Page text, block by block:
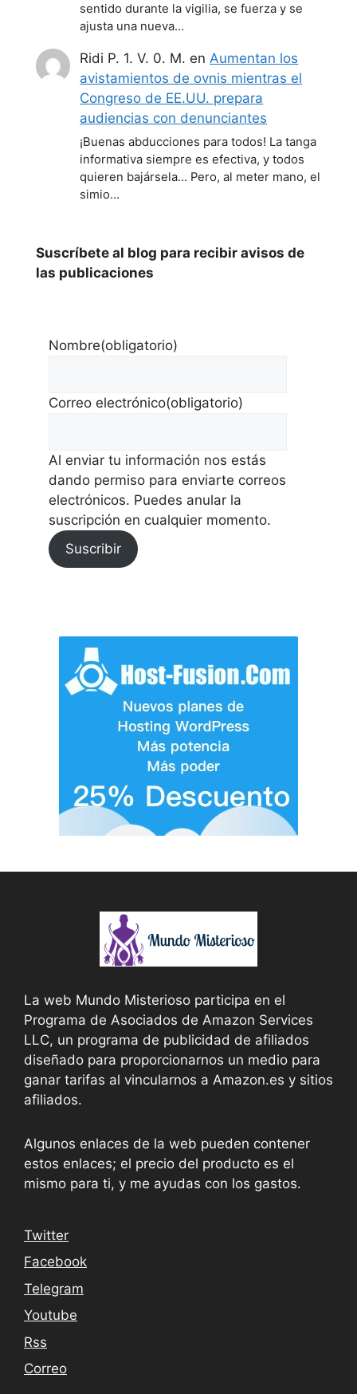
sentido durante la vigilia, se fuerza y se
ajusta una nueva…
Ridi P. 1. V. 0. M. enAumentan los
avistamientos de ovnis mientras el
Congreso de EE.UU. prepara
audiencias con denunciantes
¡Buenas abducciones para todos! La tanga
informativa siempre es efectiva, y todos
quieren bajársela... Pero, al meter mano, el
simio…
Suscríbete al blog para recibir avisos de
las publicaciones
Nombre(obligatorio)
Correo electrónico(obligatorio)
Al enviar tu información nos estás
dando permiso para enviarte correos
electrónicos. Puedes anular la
suscripción en cualquier momento.
Suscribir
La web Mundo Misterioso participa en el
Programa de Asociados de Amazon Services
LLC, un programa de publicidad de afiliados
diseñado para proporcionarnos un medio para
ganar tarifas al vincularnos a Amazon.es y sitios
afiliados.
Algunos enlaces de la web pueden contener
estos enlaces; el precio del producto es el
mismo para ti, y me ayudas con los gastos.
Twitter
Facebook
Telegram
Youtube
Rss
Correo